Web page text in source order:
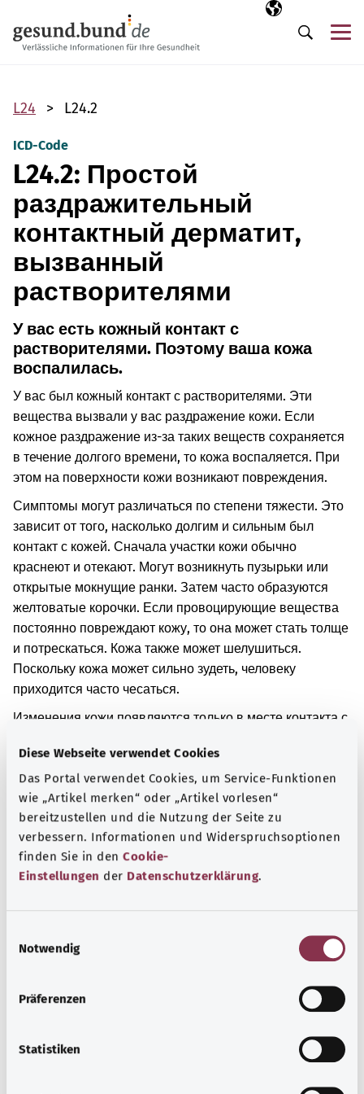
Diese Webseite verwendet Cookies
Das Portal verwendet Cookies, um Service-Funktionen
wie „Artikel merken“ oder „Artikel vorlesen“
bereitzustellen und die Nutzung der Seite zu
verbessern. Informationen und Widerspruchsoptionen
finden Sie in den Cookie-
Einstellungen der Datenschutzerklärung.
Notwendig
Präferenzen
Statistiken
Выбранный
RU
Поиск
L24 L24.2
ICD-Code
L24.2: Простой
раздражительный
контактный дерматит,
вызванный
растворителями
У вас есть кожный контакт с
растворителями. Поэтому ваша кожа
воспалилась.
У вас был кожный контакт с растворителями. Эти
вещества вызвали у вас раздражение кожи. Если
кожное раздражение из-за таких веществ сохраняется
в течение долгого времени, то кожа воспаляется. При
этом на поверхности кожи возникают повреждения.
Симптомы могут различаться по степени тяжести. Это
зависит от того, насколько долгим и сильным был
контакт с кожей. Сначала участки кожи обычно
краснеют и отекают. Могут возникнуть пузырьки или
открытые мокнущие ранки. Затем часто образуются
желтоватые корочки. Если провоцирующие вещества
постоянно повреждают кожу, то она может стать толще
и потрескаться. Кожа также может шелушиться.
Поскольку кожа может сильно зудеть, человеку
приходится часто чесаться.
Изменения кожи появляются только в месте контакта с
веществами в течение долгого времени кожа может
восстановиться. Если происходит повторный контакт с
аллергеном, то изменения кожи обычно появляются
снова через один или два дня. После устранения
влияния аллергических веществ кожные проявления
медленно стихают.
Указание
Предоставлено некоммерческой организацией Was